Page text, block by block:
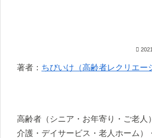
著者： ちびいけ（高齢者レクリエー
高齢者（シニア・お年寄り・ご老人
介護・デイサービス・老人ホーム）